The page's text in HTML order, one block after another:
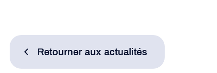
Retourner aux actualités